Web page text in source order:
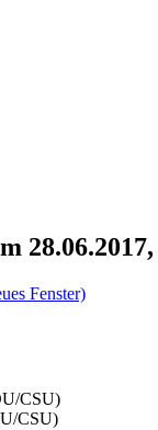
Fenster)
CSU)
CSU)